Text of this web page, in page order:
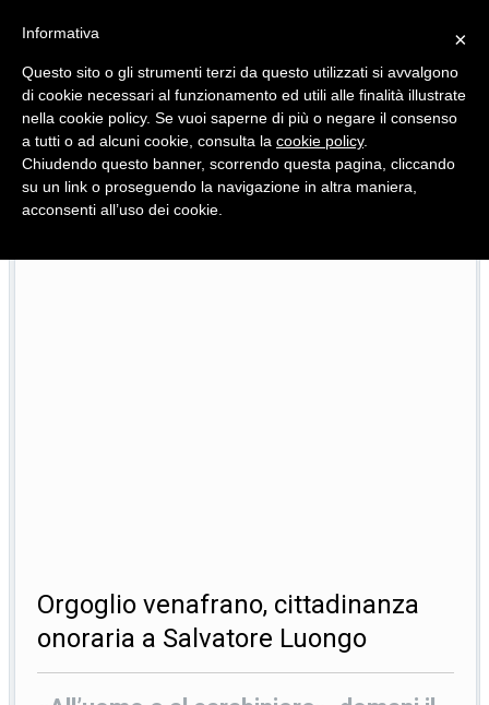
Quotidiano d'informazione distribuito in Molise con
Orgoglio venafrano, cittadinanza
onoraria a Salvatore Luongo
×
Informativa
Questo sito o gli strumenti terzi da questo utilizzati si avvalgono
di cookie necessari al funzionamento ed utili alle finalità illustrate
nella cookie policy. Se vuoi saperne di più o negare il consenso
a tutti o ad alcuni cookie, consulta la cookie policy.
Chiudendo questo banner, scorrendo questa pagina, cliccando
su un link o proseguendo la navigazione in altra maniera,
acconsenti all’uso dei cookie.